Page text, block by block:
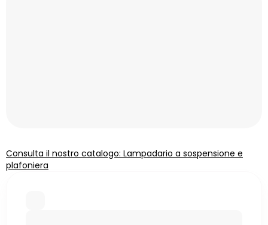
Consulta il nostro catalogo: Lampadario a sospensione e
plafoniera